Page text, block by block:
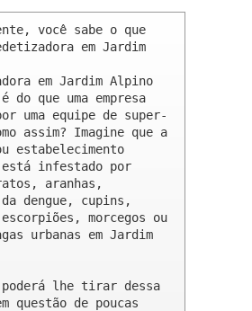
você sabe o que
em Jardim
em Jardim Alpino
do que uma empresa
uma equipe de super-
assim? Imagine que a
estabelecimento
está infestado por
aranhas,
dengue, cupins,
morcegos ou
urbanas em Jardim
poderá lhe tirar dessa
questão de poucas